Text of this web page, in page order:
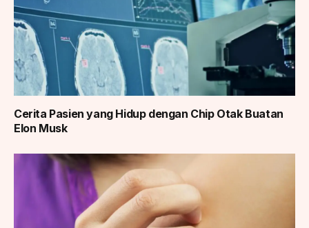
Cerita Pasien yang Hidup dengan Chip Otak Buatan
Elon Musk